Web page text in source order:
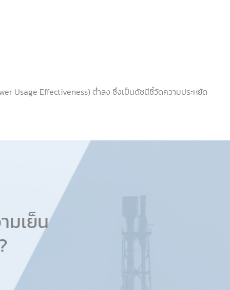
Usage Effectiveness) ต่ำลง ซึ่งเป็นดัชนีชี้วัดความประหยัด
มเย็น